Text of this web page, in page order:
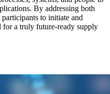
By addressing both
to initiate and
for a truly future-ready supply